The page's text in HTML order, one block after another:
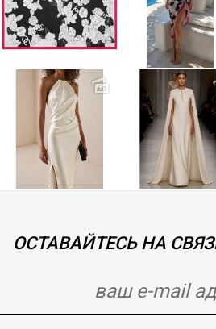
ОСТАВАЙТЕСЬ НА